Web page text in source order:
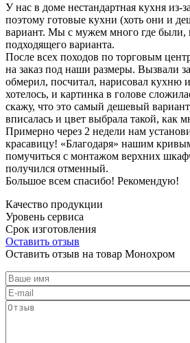
У нас в доме нестандартная кухня из-
поэтому готовые кухни (хоть они и
вариант. Мы с мужем много где были,
подходящего варианта.
После всех походов по торговым
на заказ под наши размеры. Вызвали
обмерил, посчитал, нарисовал кухню
хотелось, и картинка в голове
скажу, что это самый дешевый
вписалась и цвет выбрала такой, как
Примерно через 2 недели нам
красавицу! «Благодаря» нашим
помучиться с монтажом верхних
получился отменный.
Большое всем спасибо! Рекомендую!
Качество продукции
Уровень сервиса
Срок изготовления
Оставить отзыв
Оставить отзыв на товар Монохром